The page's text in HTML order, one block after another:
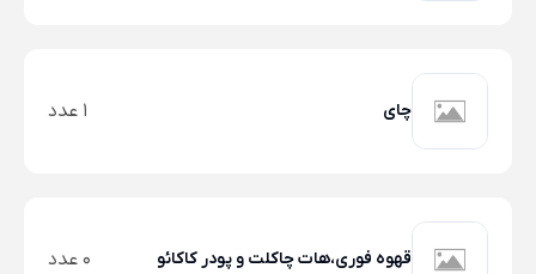
چای 1 عدد
قهوه فوری،هات چاکلت و پودر کاکائو 0 عدد